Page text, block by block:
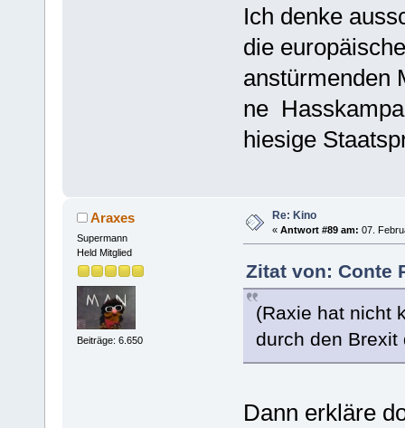
Ich denke
die
anstürmenden
ne
hiesige
Araxes
Supermann
Held Mitglied
Beiträge: 6.650
Re: Kino
« Antwort #89 am: 07.
Zitat von: Conte
(Raxie hat nicht
durch den Brexit
Dann erkläre